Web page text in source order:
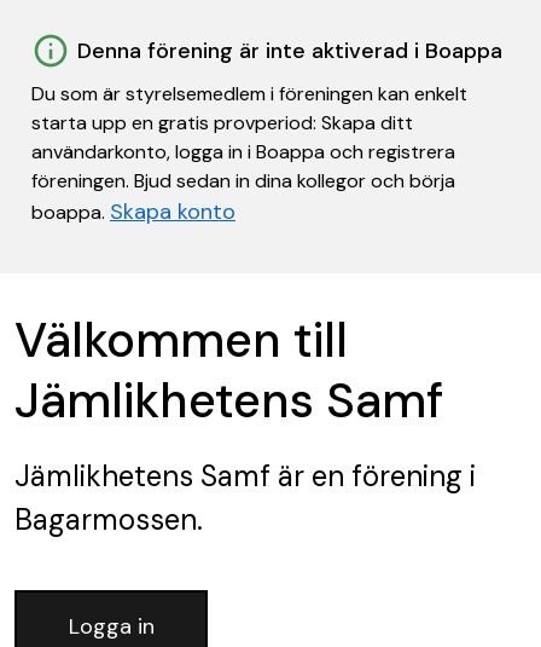
Denna förening är inte aktiverad i Boappa
Du som är styrelsemedlem i föreningen kan enkelt
starta upp en gratis provperiod: Skapa ditt
användarkonto, logga in i Boappa och registrera
föreningen. Bjud sedan in dina kollegor och börja
boappa. Skapa konto
Välkommen till
Jämlikhetens Samf
Jämlikhetens Samf är en förening i
Bagarmossen.
Logga in